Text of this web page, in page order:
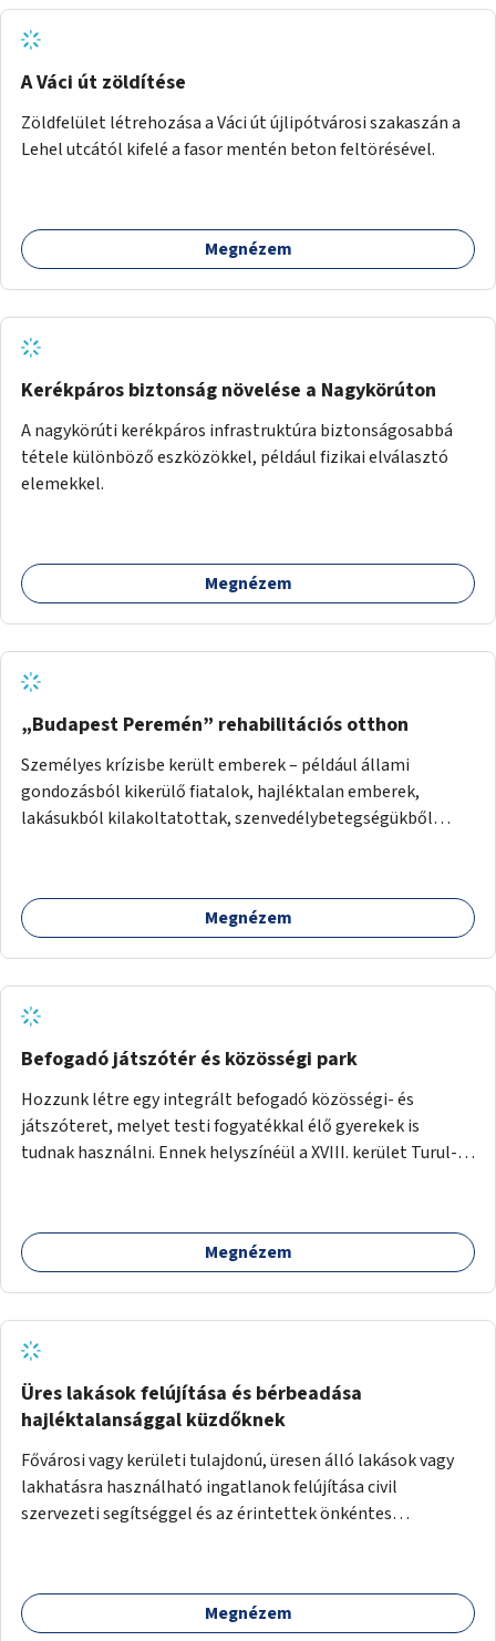
A Váci út zöldítése
Zöldfelület létrehozása a Váci út újlipótvárosi szakaszán a
Lehel utcától kifelé a fasor mentén beton feltörésével.
Megnézem
Kerékpáros biztonság növelése a Nagykörúton
A nagykörúti kerékpáros infrastruktúra biztonságosabbá
tétele különböző eszközökkel, például fizikai elválasztó
elemekkel.
Megnézem
„Budapest Peremén” rehabilitációs otthon
Személyes krízisbe került emberek – például állami
gondozásból kikerülő fiatalok, hajléktalan emberek,
lakásukból kilakoltatottak, szenvedélybetegségükből
civil/szakmai szervezeti háttérrel. A program a közvetlen
segítségen, biztonságnyújtáson kívül gazdálkodásba is
szemléletformálást is céljának tekinti.
Megnézem
Befogadó játszótér és közösségi park
Hozzunk létre egy integrált befogadó közösségi- és
játszóteret, melyet testi fogyatékkal élő gyerekek is
tudnak használni. Ennek helyszínéül a XVIII. kerület Turul-
játszótér kialakítására.
Megnézem
Üres lakások felújítása és bérbeadása
hajléktalansággal küzdőknek
Fővárosi vagy kerületi tulajdonú, üresen álló lakások vagy
lakhatásra használható ingatlanok felújítása civil
szervezeti segítséggel és az érintettek önkéntes
Megnézem